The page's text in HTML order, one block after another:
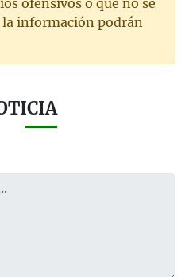
información podrán